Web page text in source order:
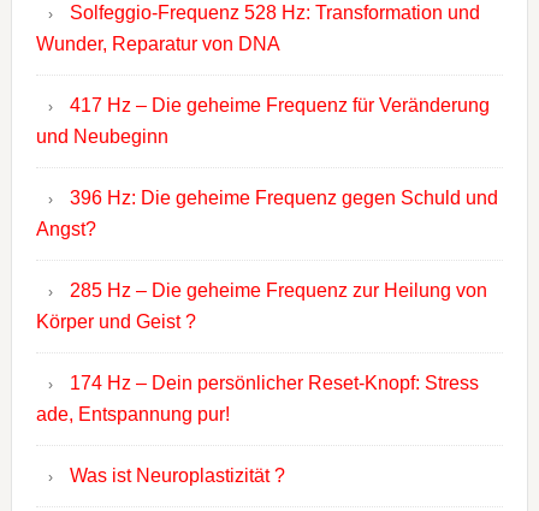
Solfeggio-Frequenz 528 Hz: Transformation und
Wunder, Reparatur von DNA
417 Hz – Die geheime Frequenz für Veränderung
und Neubeginn
396 Hz: Die geheime Frequenz gegen Schuld und
Angst?
285 Hz – Die geheime Frequenz zur Heilung von
Körper und Geist ?
174 Hz – Dein persönlicher Reset-Knopf: Stress
ade, Entspannung pur!
Was ist Neuroplastizität ?